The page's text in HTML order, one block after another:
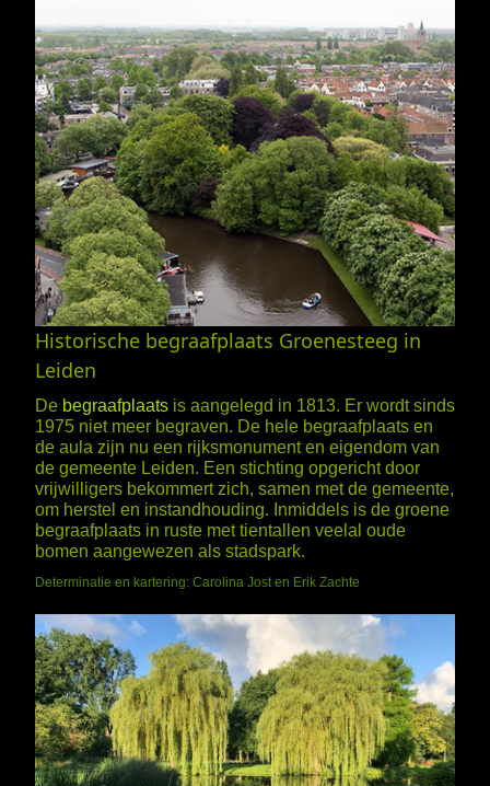
Historische begraafplaats Groenesteeg in
Leiden
De begraafplaats is aangelegd in 1813. Er wordt sinds
1975 niet meer begraven. De hele begraafplaats en
de aula zijn nu een rijksmonument en eigendom van
de gemeente Leiden. Een stichting opgericht door
vrijwilligers bekommert zich, samen met de gemeente,
om herstel en instandhouding. Inmiddels is de groene
begraafplaats in ruste met tientallen veelal oude
bomen aangewezen als stadspark.
Determinatie en kartering: Carolina Jost en Erik Zachte